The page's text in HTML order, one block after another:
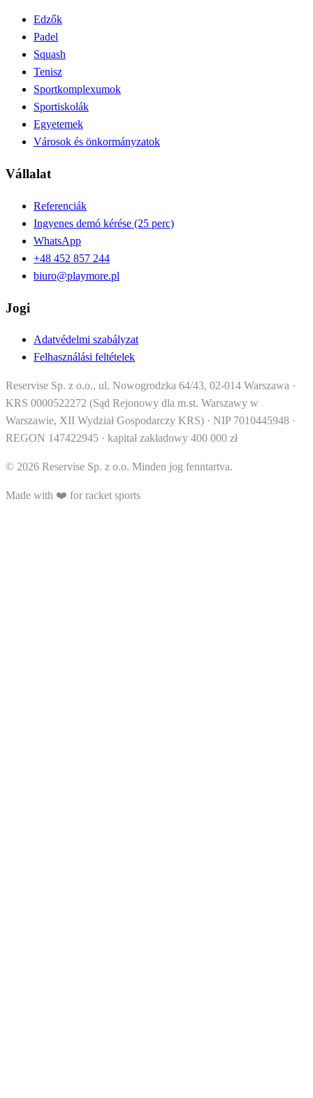
Edzők
Padel
Squash
Tenisz
Sportkomplexumok
Sportiskolák
Egyetemek
Városok és önkormányzatok
Vállalat
Referenciák
Ingyenes demó kérése (25 perc)
WhatsApp
+48 452 857 244
biuro@playmore.pl
Jogi
Adatvédelmi szabályzat
Felhasználási feltételek
Reservise Sp. z o.o., ul. Nowogrodzka 64/43, 02-014 Warszawa ·
KRS 0000522272 (Sąd Rejonowy dla m.st. Warszawy w
Warszawie, XII Wydział Gospodarczy KRS) · NIP 7010445948 ·
REGON 147422945 · kapitał zakładowy 400 000 zł
© 2026 Reservise Sp. z o.o. Minden jog fenntartva.
Made with ❤️ for racket sports